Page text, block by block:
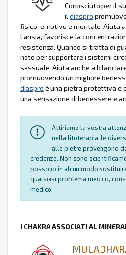
Conosciuto per il
il diaspro
fisico, emotivo e mentale. Aiuta
l’ansia, favorisce la
resistenza. Quando si tratta di
noto per supportare i sistemi
sessuale. Aiuta anche a
promuovendo un migliore
diaspro è una pietra protettiva e
una sensazione di benessere e
Attiriamo la vostra
nella litoterapia, le
alle pietre provengono
credenze. Non sono
possono in alcun modo
qualsiasi problema medico,
medico.
I CHAKRA ASSOCIATI AL